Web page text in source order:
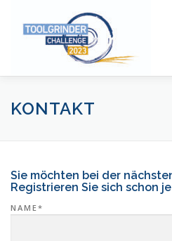
springen
STARTSEITE
PRESSE
KONTAKT
Sie möchten bei der
Registrieren Sie sich schon
NAME*